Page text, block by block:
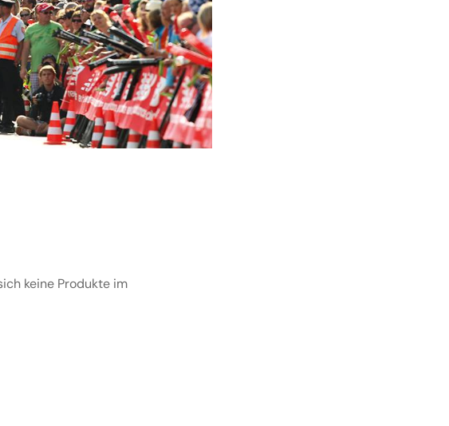
keine Produkte im